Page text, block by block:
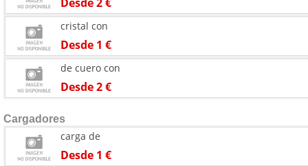
Desde 1 €
cristal con
Desde 2 €
de cuero con
Cargadores
Desde 1 €
carga de